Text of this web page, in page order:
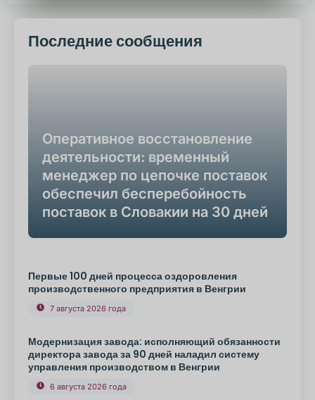
Последние сообщения
Оперативное восстановление
деятельности: временный
менеджер по цепочке поставок
обеспечил бесперебойность
поставок в Словакии на 30 дней
Первые 100 дней процесса оздоровления
производственного предприятия в Венгрии
7 августа 2026 года
Модернизация завода: исполняющий обязанности
директора завода за 90 дней наладил систему
управления производством в Венгрии
6 августа 2026 года